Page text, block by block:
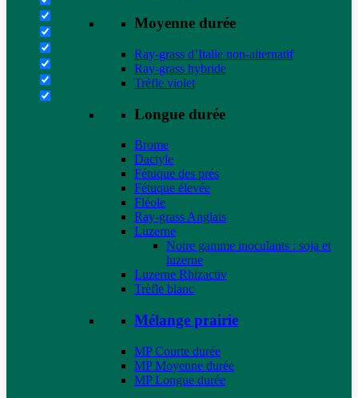
Moyenne durée
Ray-grass d’Italie non-alternatif
Ray-grass hybride
Trèfle violet
Longue durée
Brome
Dactyle
Fétuque des prés
Fétuque élevée
Fléole
Ray-grass Anglais
Luzerne
Notre gamme inoculants : soja et
luzerne
Luzerne Rhizactiv
Trèfle blanc
Mélange prairie
MP Courte durée
MP Moyenne durée
MP Longue durée